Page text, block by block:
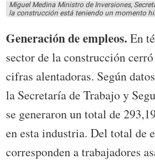
Miguel Medina Ministro de Inversiones,
la construcción está teniendo un momento
Generación de empleos. En
sector de la construcción
cifras alentadoras. Según
la Secretaría de Trabajo y
se generaron un total de
en esta industria. Del total de
corresponden a trabajadores